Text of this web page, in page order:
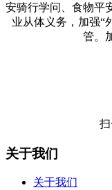
安骑行学问、食物平
业从体义务，加强“
管。
关于我们
关于我们